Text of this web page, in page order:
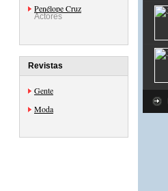
Penélope Cruz
Actores
Revistas
Gente
Moda